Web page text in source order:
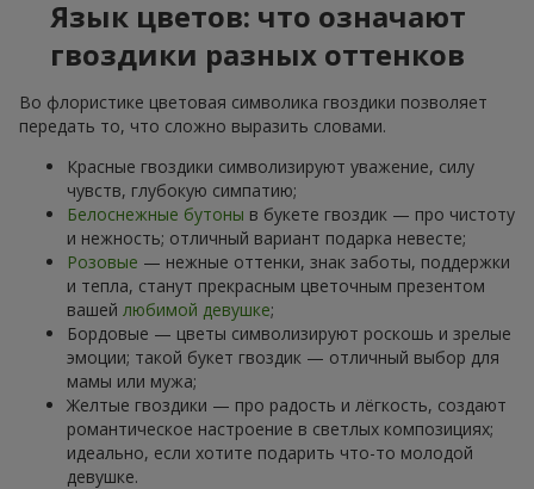
Язык цветов: что означают
гвоздики разных оттенков
Во флористике цветовая символика гвоздики позволяет
передать то, что сложно выразить словами.
Красные гвоздики символизируют уважение, силу
чувств, глубокую симпатию;
Белоснежные бутоны в букете гвоздик — про чистоту
и нежность; отличный вариант подарка невесте;
Розовые — нежные оттенки, знак заботы, поддержки
и тепла, станут прекрасным цветочным презентом
вашей любимой девушке;
Бордовые — цветы символизируют роскошь и зрелые
эмоции; такой букет гвоздик — отличный выбор для
мамы или мужа;
Желтые гвоздики — про радость и лёгкость, создают
романтическое настроение в светлых композициях;
идеально, если хотите подарить что-то молодой
девушке.